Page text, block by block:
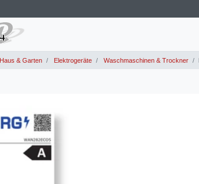
Haus & Garten Elektrogeräte Waschmaschinen & Trockner